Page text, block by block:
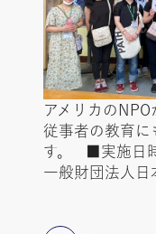
アメリカの
従事者の教育に
す。 ■実施⽇
一般財団法人日